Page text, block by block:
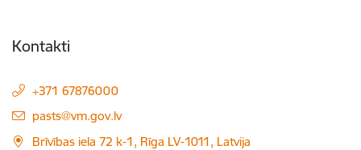
Kontakti
+371 67876000
E-pasts:
pasts@vm.gov.lv
Brīvības iela 72 k-1, Rīga LV-1011, Latvija